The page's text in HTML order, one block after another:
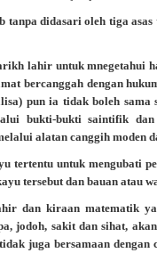
tanpa didasari oleh tiga
lahir untuk mnegetahui
bercanggah dengan
pun ia tidak boleh
bukti-bukti saintifik
alatan canggih moden
tertentu untuk mengubati
tersebut dan bauan atau
dan kiraan matematik
jodoh, sakit dan sihat,
juga bersamaan